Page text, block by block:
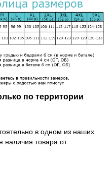
по территории
в одном из наших
наличия товара от